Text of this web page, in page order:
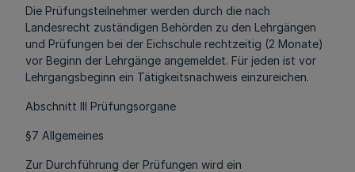
Die Prüfungsteilnehmer werden durch die nach
Landesrecht zuständigen Behörden zu den Lehrgängen
und Prüfungen bei der Eichschule rechtzeitig (2 Monate)
vor Beginn der Lehrgänge angemeldet. Für jeden ist vor
Lehrgangsbeginn ein Tätigkeitsnachweis einzureichen.
Abschnitt III Prüfungsorgane
§7 Allgemeines
Zur Durchführung der Prüfungen wird ein